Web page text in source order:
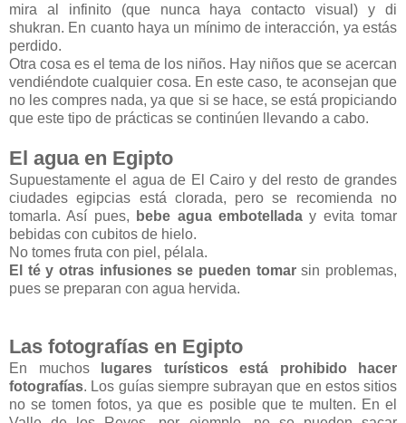
mira al infinito (que nunca haya contacto visual) y di
shukran. En cuanto haya un mínimo de interacción, ya estás
perdido.
Otra cosa es el tema de los niños. Hay niños que se acercan
vendiéndote cualquier cosa. En este caso, te aconsejan que
no les compres nada, ya que si se hace, se está propiciando
que este tipo de prácticas se continúen llevando a cabo.
El agua en Egipto
Supuestamente el agua de El Cairo y del resto de grandes
ciudades egipcias está clorada, pero se recomienda no
tomarla. Así pues,
bebe agua embotelladay evita tomar
bebidas con cubitos de hielo.
No tomes fruta con piel, pélala.
El té y otras infusiones se pueden tomarsin problemas,
pues se preparan con agua hervida.
Las fotografías en Egipto
En muchoslugares turísticos está prohibido hacer
fotografías. Los guías siempre subrayan que en estos sitios
no se tomen fotos, ya que es posible que te multen. En el